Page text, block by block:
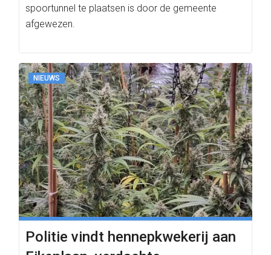
spoortunnel te plaatsen is door de gemeente
afgewezen.
NIEUWS
Politie vindt hennepkwekerij aan